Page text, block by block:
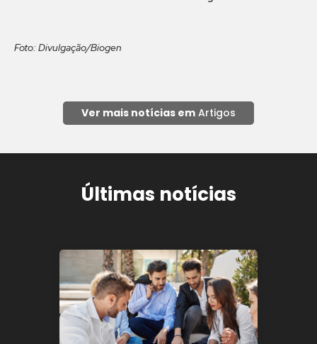
Foto: Divulgação/Biogen
Ver mais notícias em Artigos
Últimas notícias